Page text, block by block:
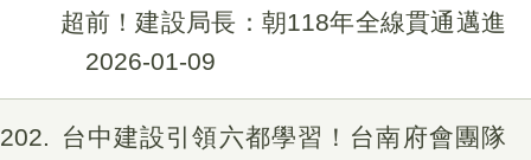
超前！建設局長：朝118年全線貫通邁進
2026-01-09
202
台中建設引領六都學習！台南府會團隊